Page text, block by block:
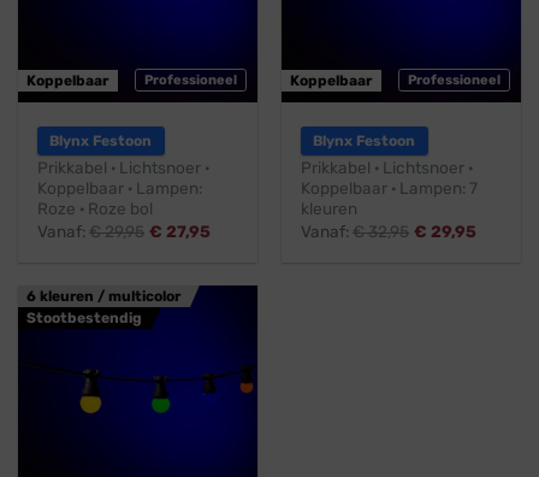
Professioneel
Koppelbaar
Blynx Festoon
Prikkabel · Lichtsnoer ·
Koppelbaar · Lampen:
Roze · Roze bol
Vanaf:€29,95 € 27,95
Professioneel
Koppelbaar
Blynx Festoon
Prikkabel · Lichtsnoer ·
Koppelbaar · Lampen: 7
kleuren
Vanaf:€32,95 € 29,95
6 kleuren / multicolor
Stootbestendig